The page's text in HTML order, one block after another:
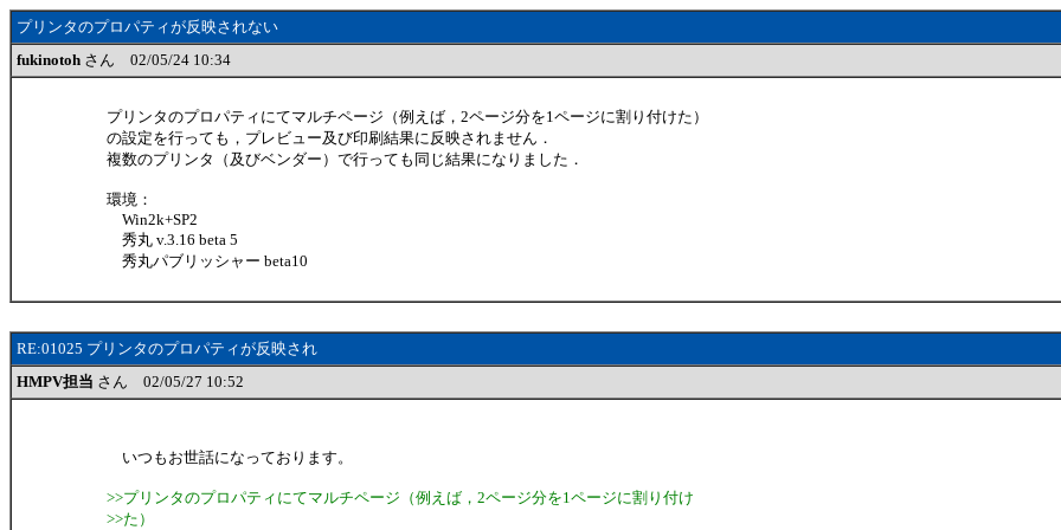
プリンタのプロパティが反映されない
fukinotoh さん 02/05/24 10:34
プリンタのプロパティにてマルチページ（例えば，2ページ分を1ページに割り付けた）
の設定を行っても，プレビュー及び印刷結果に反映されません．
複数のプリンタ（及びベンダー）で行っても同じ結果になりました．
環境：
Win2k+SP2
秀丸 v.3.16 beta 5
秀丸パブリッシャー beta10
RE:01025 プリンタのプロパティが反映され
HMPV担当 さん 02/05/27 10:52
いつもお世話になっております。
>>プリンタのプロパティにてマルチページ（例えば，2ページ分を1ページに割り付け
>>た）